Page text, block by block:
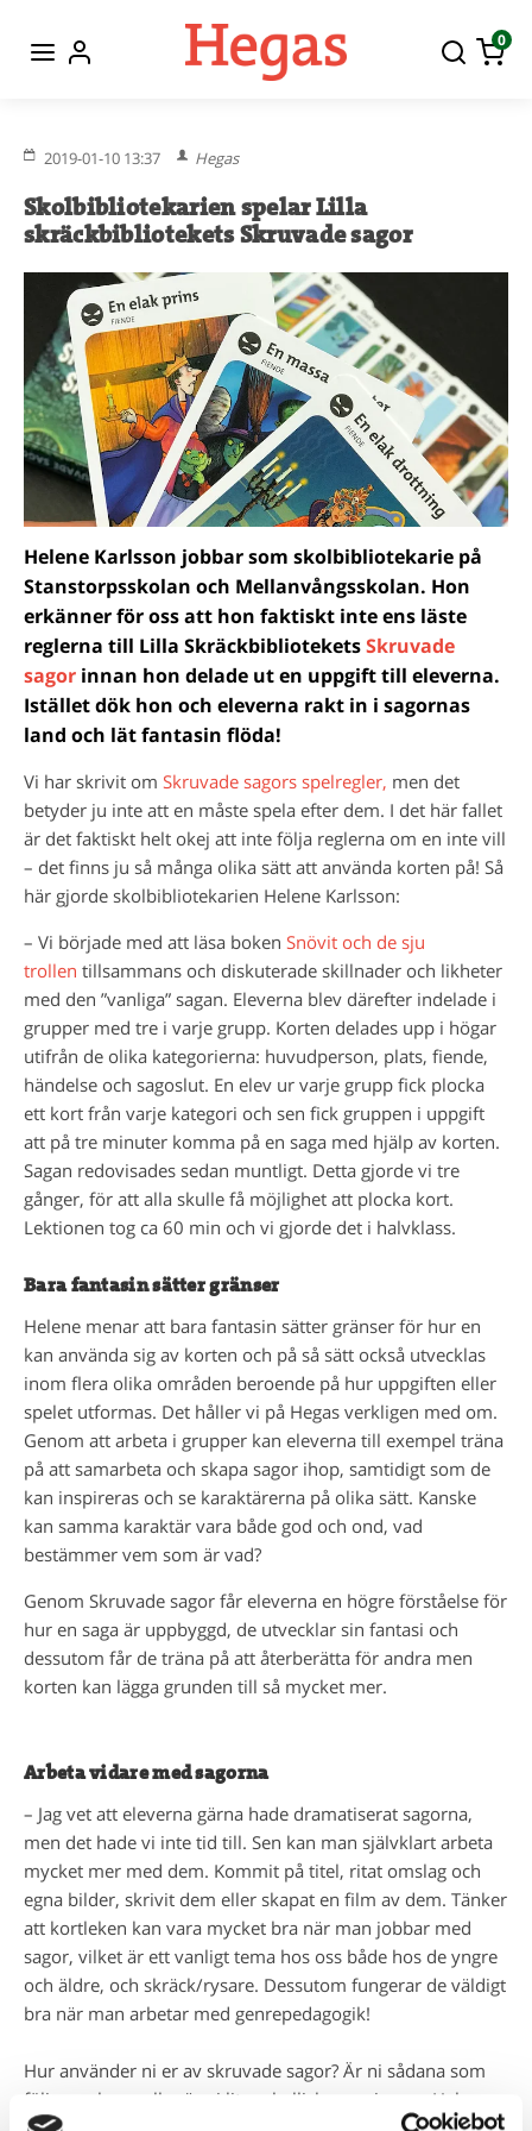
0
2019-01-10 13:37 Hegas
Skolbibliotekarien spelar Lilla
skräckbibliotekets Skruvade sagor
Helene Karlsson jobbar som skolbibliotekarie på
Stanstorpsskolan och Mellanvångsskolan. Hon
erkänner för oss att hon faktiskt inte ens läste
reglerna till Lilla SkräckbiblioteketsSkruvade
sagor innan hon delade ut en uppgift till eleverna.
Istället dök hon och eleverna rakt in i sagornas
land och lät fantasin flöda!
Vi har skrivit om Skruvade sagors spelregler, men det
betyder ju inte att en måste spela efter dem. I det här fallet
är det faktiskt helt okej att inte följa reglerna om en inte vill
– det finns ju så många olika sätt att använda korten på! Så
här gjorde skolbibliotekarien Helene Karlsson:
– Vi började med att läsa boken Snövit och de sju
trollen tillsammans och diskuterade skillnader och likheter
med den ”vanliga” sagan. Eleverna blev därefter indelade i
grupper med tre i varje grupp. Korten delades upp i högar
utifrån de olika kategorierna: huvudperson, plats, fiende,
händelse och sagoslut. En elev ur varje grupp fick plocka
ett kort från varje kategori och sen fick gruppen i uppgift
att på tre minuter komma på en saga med hjälp av korten.
Sagan redovisades sedan muntligt. Detta gjorde vi tre
gånger, för att alla skulle få möjlighet att plocka kort.
Lektionen tog ca 60 min och vi gjorde det i halvklass.
Bara fantasin sätter gränser
Helene menar att bara fantasin sätter gränser för hur en
kan använda sig av korten och på så sätt också utvecklas
inom flera olika områden beroende på hur uppgiften eller
spelet utformas. Det håller vi på Hegas verkligen med om.
Genom att arbeta i grupper kan eleverna till exempel träna
på att samarbeta och skapa sagor ihop, samtidigt som de
kan inspireras och se karaktärerna på olika sätt. Kanske
kan samma karaktär vara både god och ond, vad
bestämmer vem som är vad?
Genom Skruvade sagor får eleverna en högre förståelse för
hur en saga är uppbyggd, de utvecklar sin fantasi och
dessutom får de träna på att återberätta för andra men
korten kan lägga grunden till så mycket mer.
Arbeta vidare med sagorna
– Jag vet att eleverna gärna hade dramatiserat sagorna,
men det hade vi inte tid till. Sen kan man självklart arbeta
mycket mer med dem. Kommit på titel, ritat omslag och
egna bilder, skrivit dem eller skapat en film av dem. Tänker
att kortleken kan vara mycket bra när man jobbar med
sagor, vilket är ett vanligt tema hos oss både hos de yngre
och äldre, och skräck/rysare. Dessutom fungerar de väldigt
bra när man arbetar med genrepedagogik!
Hur använder ni er av skruvade sagor? Är ni sådana som
följer reglerna eller är ni lite rebelliska precis som Helene